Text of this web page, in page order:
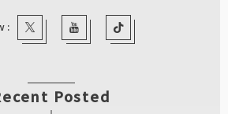
:
Posted